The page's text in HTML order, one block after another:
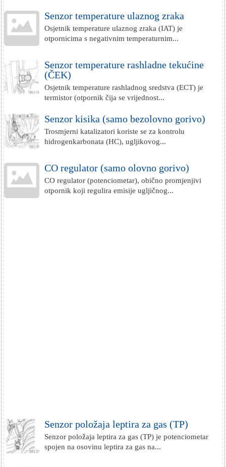
Senzor temperature ulaznog zraka
Osjetnik temperature ulaznog zraka (IAT) je
otpornicima s negativnim temperaturnim...
Senzor temperature rashladne tekućine
(ČEK)
Osjetnik temperature rashladnog sredstva (ECT) je
termistor (otpornik čija se vrijednost...
Senzor kisika (samo bezolovno gorivo)
Trosmjerni katalizatori koriste se za kontrolu
hidrogenkarbonata (HC), ugljikovog...
CO regulator (samo olovno gorivo)
CO regulator (potenciometar), obično promjenjivi
otpornik koji regulira emisije ugljičnog...
Senzor položaja leptira za gas (TP)
Senzor položaja leptira za gas (TP) je potenciometar
spojen na osovinu leptira za gas na...